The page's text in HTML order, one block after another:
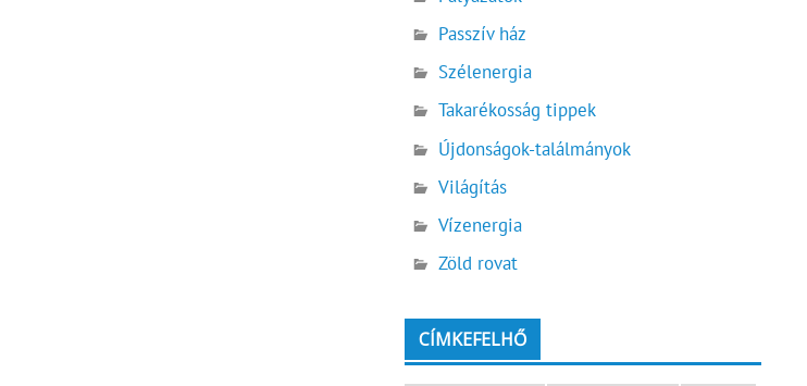
Passzív ház
Szélenergia
Takarékosság tippek
Újdonságok-találmányok
Világítás
Vízenergia
Zöld rovat
CÍMKEFELHŐ